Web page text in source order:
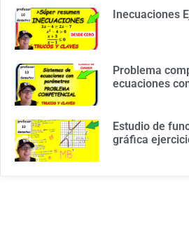
Inecuaciones
Problema
ecuaciones
Estudio de
gráfica